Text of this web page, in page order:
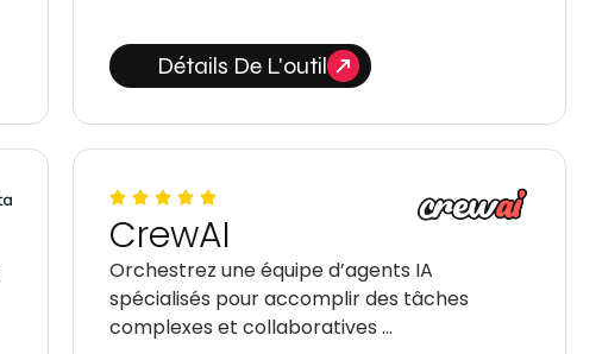
Détails De L'outil
CrewAI
Orchestrez une équipe d’agents IA
spécialisés pour accomplir des tâches
complexes et collaboratives …